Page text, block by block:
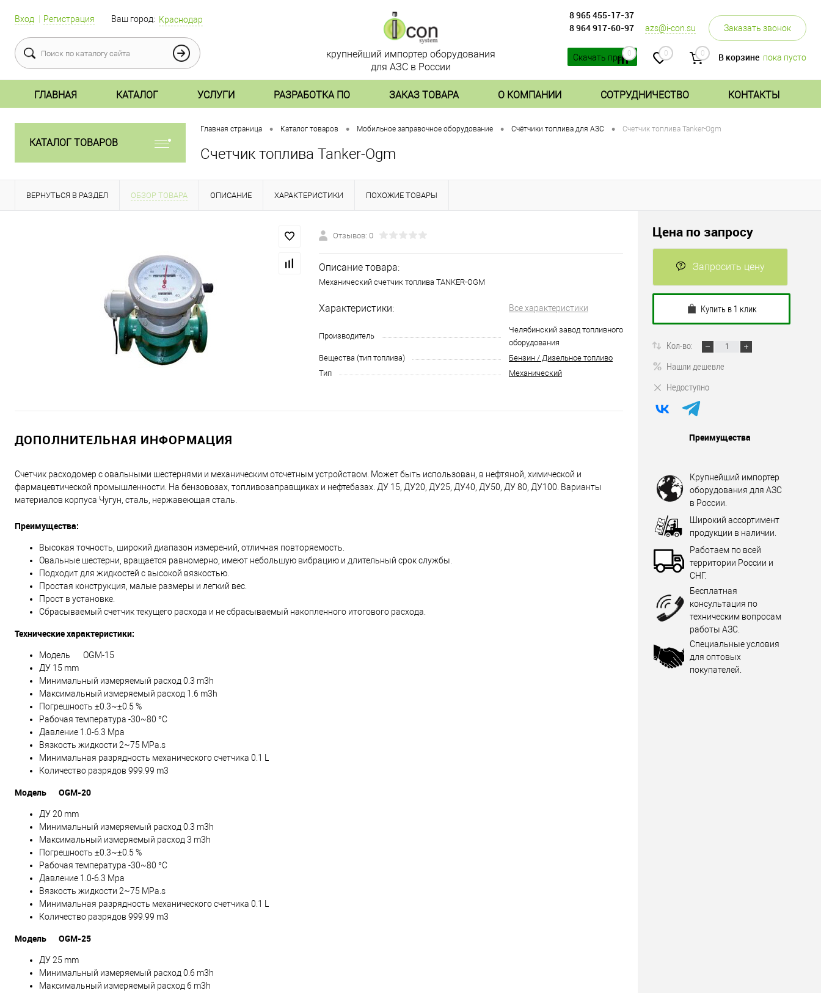
Вход Регистрация Ваш город: Краснодар
8 965 455-17-37
8 964 917-60-97
azs@i-con.su Заказать звонок
Скачать прайс
0 0 0 В корзине пока пусто
крупнейший импортер оборудования
для АЗС в России
ГЛАВНАЯ КАТАЛОГ УСЛУГИ РАЗРАБОТКА ПО ЗАКАЗ ТОВАРА О КОМПАНИИ СОТРУДНИЧЕСТВО КОНТАКТЫ
КАТАЛОГ ТОВАРОВ
Главная страница • Каталог товаров • Мобильное заправочное оборудование • Счётчики топлива для АЗС • Счетчик топлива Tanker-Ogm
Счетчик топлива Tanker-Ogm
ВЕРНУТЬСЯ В РАЗДЕЛ ОБЗОР ТОВАРА ОПИСАНИЕ ХАРАКТЕРИСТИКИ ПОХОЖИЕ ТОВАРЫ
Отзывов: 0
Описание товара:
Механический счетчик топлива TANKER-OGM
Характеристики: Все характеристики
Производитель
Челябинский завод топливного
оборудования
Вещества (тип топлива)
Бензин / Дизельное топливо
Тип
Механический
ДОПОЛНИТЕЛЬНАЯ ИНФОРМАЦИЯ
Счетчик расходомер с овальными шестернями и механическим отсчетным устройством. Может быть использован, в нефтяной, химической и
фармацевтической промышленности. На бензовозах, топливозаправщиках и нефтебазах. ДУ 15, ДУ20, ДУ25, ДУ40, ДУ50, ДУ 80, ДУ100. Варианты
материалов корпуса Чугун, сталь, нержавеющая сталь.
Преимущества:
Высокая точность, широкий диапазон измерений, отличная повторяемость.
Овальные шестерни, вращается равномерно, имеют небольшую вибрацию и длительный срок службы.
Подходит для жидкостей с высокой вязкостью.
Простая конструкция, малые размеры и легкий вес.
Прост в установке.
Сбрасываемый счетчик текущего расхода и не сбрасываемый накопленного итогового расхода.
Технические характеристики:
Модель
OGM-15
ДУ 15 mm
Минимальный измеряемый расход 0.3 m3h
Максимальный измеряемый расход 1.6 m3h
Погрешность ±0.3~±0.5 %
Рабочая температура -30~80 °C
Давление 1.0-6.3 Mpa
Вязкость жидкости 2~75 MPa.s
Минимальная разрядность механического счетчика 0.1 L
Количество разрядов 999.99 m3
Модель OGM-20
ДУ 20 mm
Минимальный измеряемый расход 0.3 m3h
Максимальный измеряемый расход 3 m3h
Погрешность ±0.3~±0.5 %
Рабочая температура -30~80 °C
Давление 1.0-6.3 Mpa
Вязкость жидкости 2~75 MPa.s
Минимальная разрядность механического счетчика 0.1 L
Количество разрядов 999.99 m3
Модель OGM-25
ДУ 25 mm
Минимальный измеряемый расход 0.6 m3h
Максимальный измеряемый расход 6 m3h
Цена по запросу
Запросить цену
Купить в 1 клик
Кол-во:
Нашли дешевле
Недоступно
Преимущества
Крупнейший импортер
оборудования для АЗС
в России.
Широкий ассортимент
продукции в наличии.
Работаем по всей
территории России и
СНГ.
Бесплатная
консультация по
техническим вопросам
работы АЗС.
Специальные условия
для оптовых
покупателей.